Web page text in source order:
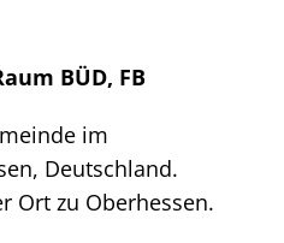
BÜD, FB
im
Deutschland.
Ort zu Oberhessen.